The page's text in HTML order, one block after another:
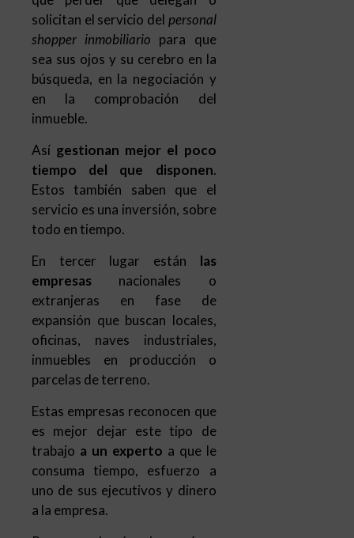
en la comprobación del
inmueble.
Así gestionan mejor el poco
tiempo del que disponen.
Estos también saben que el
servicio es una inversión, sobre
En tercer lugar estánlas
empresasnacionales o
extranjeras en fase de
expansión que buscan locales,
inmuebles en producción o
parcelas de terreno.
Estas empresas reconocen que
es mejor dejar este tipo de
trabajoa un expertoa que le
consuma tiempo, esfuerzo a
a la empresa.
Porque además,(y aquí es
donde me doy cuenta que un
mínimo de €10.000 euros por
este servicio es pecata minuta),